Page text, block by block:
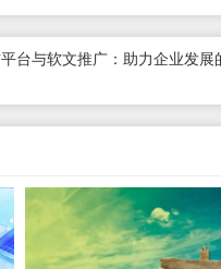
台与软文推广：助力企业发展